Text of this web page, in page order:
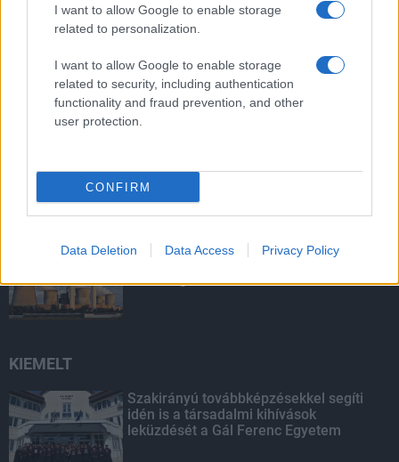
I want to allow Google to enable storage
related to personalization.
I want to allow Google to enable storage
related to security, including authentication
functionality and fraud prevention, and other
user protection.
CONFIRM
Data Deletion Data Access Privacy Policy
LEGOLVASOTTABB
vasárnapi
Túlfogyasztás napja - július 30-ra
felhasználta az emberiség a Föld egész
évre elegendő erőforrásait
KIEMELT
Szakirányú továbbképzésekkel segíti
idén is a társadalmi kihívások
leküzdését a Gál Ferenc Egyetem